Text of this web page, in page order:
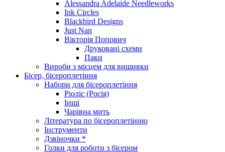
Alessandra Adelaide Needleworks
Ink Circles
Blackbird Designs
Just Nan
Вікторія Попович
Друковані схеми
Паки
Вироби з місцем для вишивки
Бісер, бісероплетіння
Набори для бісероплетіння
Ріоліс (Росія)
Інші
Чарівна мить
Література по бісероплетінню
Інструменти
Дзвіночки *
Голки для роботи з бісером